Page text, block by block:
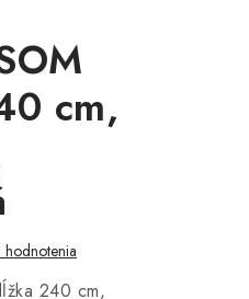
cm,
240 cm,